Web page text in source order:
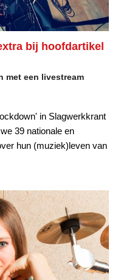
bij hoofdartikel
met een livestream
in Slagwerkkrant
39 nationale en
hun (muziek)leven van